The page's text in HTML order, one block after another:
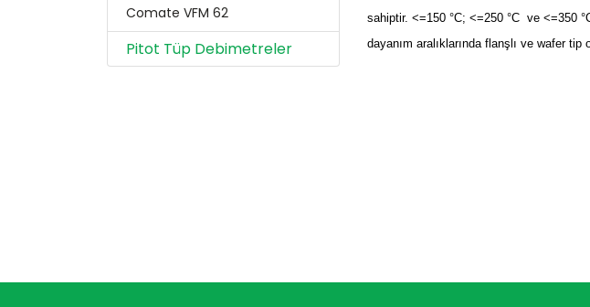
Comate VFM 62
Pitot Tüp Debimetreler
sahiptir. <=150 °C; <=250 °C ve <=350
dayanım aralıklarında flanşlı ve wafer tip